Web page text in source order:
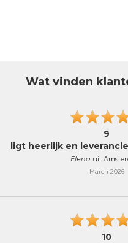
Wat vinden
9
ligt heerlijk en
Elena uit
March 2026
10